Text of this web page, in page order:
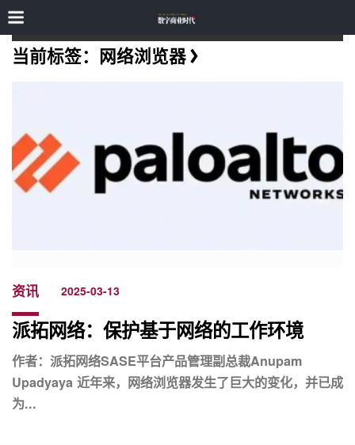
当前标签：网络浏览器
资讯 2025-03-13
派拓网络：保护基于网络的工作环境
作者：派拓网络SASE平台产品管理副总裁Anupam
Upadyaya 近年来，网络浏览器发生了巨大的变化，并已成
为...